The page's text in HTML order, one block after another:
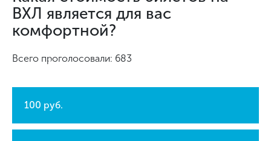
ВХЛ является для вас
комфортной?
Всего проголосовали: 683
100 руб.